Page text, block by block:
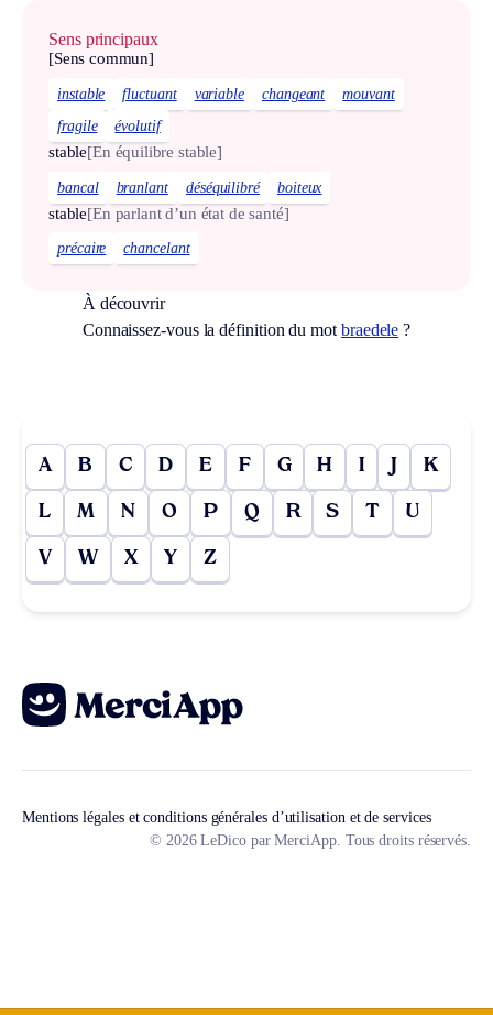
Sens principaux
[Sens commun]
instable fluctuant variable changeant
mouvant
fragile
évolutif
stable[En équilibre stable]
bancal branlant déséquilibré boiteux
stable[En parlant d’un état de santé]
précaire chancelant
À découvrir
Connaissez-vous la définition du mot braedele ?
A B C D E F G H I J K
L M N O P Q R S T U
V W X Y Z
Mentions légales et conditions générales d’utilisation et de services
© 2026 LeDico par MerciApp. Tous droits réservés.